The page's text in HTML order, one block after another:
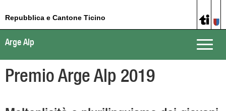
Repubblica e Cantone Ticino
Toggle
Arge Alp
Premio Arge Alp 2019